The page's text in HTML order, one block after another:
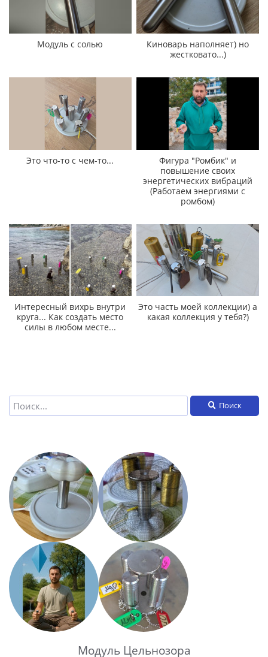
Модуль с солью
Киноварь наполняет) но
жестковато...)
Это что-то с чем-то...
Фигура "Ромбик" и
повышение своих
энергетических вибраций
(Работаем энергиями с
ромбом)
Интересный вихрь внутри
круга... Как создать место
силы в любом месте...
Это часть моей коллекции) а
какая коллекция у тебя?)
Поиск
Модуль Цельнозора